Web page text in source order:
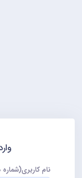
نام کاربری(شماره